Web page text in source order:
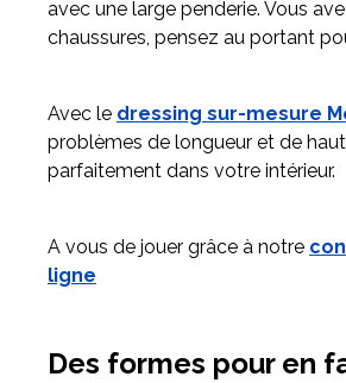
avec une large penderie. Vous
chaussures, pensez au portant
Avec le dressing sur-mesure
problèmes de longueur et de
parfaitement dans votre intérieur.
A vous de jouer grâce à notre
ligne
Des formes pour en